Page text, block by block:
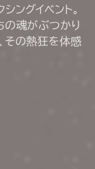
ングイベント。
の魂がぶつかり
その熱狂を体感